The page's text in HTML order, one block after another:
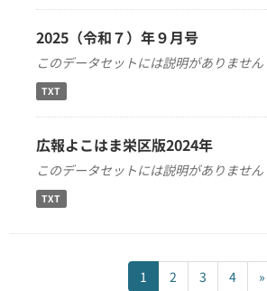
2025（令和７）年９月号
このデータセットには説明がありません
TXT
広報よこはま栄区版2024年
このデータセットには説明がありません
TXT
1 2 3 4 »